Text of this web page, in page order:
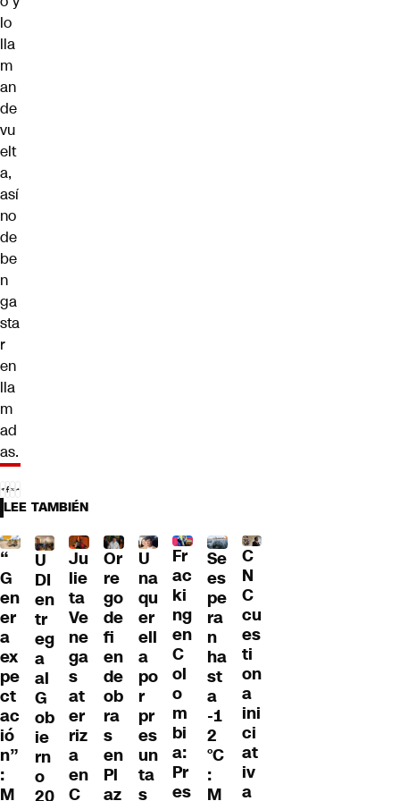
lo
lla
m
an
de
vu
elt
a,
así
no
de
be
n
ga
sta
r
en
lla
m
ad
as.
LEE TAMBIÉN
“
G
en
er
a
ex
pe
ct
ac
ió
n”
:
M
U
DI
en
tr
eg
a
al
G
ob
ie
rn
o
20
Ju
lie
ta
Ve
ne
ga
s
at
er
riz
a
en
C
Or
re
go
de
fi
en
de
ob
ra
s
en
Pl
az
U
na
qu
er
ell
a
po
r
pr
es
un
ta
s
Fr
ac
ki
ng
en
C
ol
o
m
bi
a:
Pr
es
Se
es
pe
ra
n
ha
st
a
-1
2
°C
:
M
C
N
C
cu
es
ti
on
a
ini
ci
at
iv
a